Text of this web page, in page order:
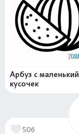
Арбуз с маленький
кусочек
506